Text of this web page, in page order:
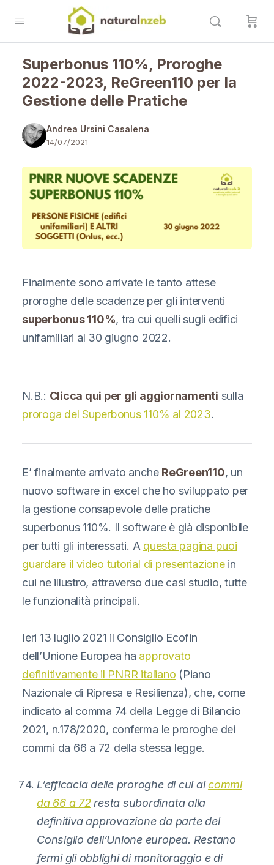
Superbonus 110%, Proroghe
2022-2023, ReGreen110 per la
Gestione delle Pratiche
Andrea Ursini Casalena
14/07/2021
Finalmente sono arrivate le tanto attese
proroghe delle scadenze per gli interventi
superbonus 110%, tra cui quelli sugli edifici
unifamiliari al 30 giugno 2022.
N.B.: Clicca qui per gli aggiornamenti sulla
proroga del Superbonus 110% al 2023.
E’ finalmente arrivato anche ReGreen110, un
nuovo software in excel che ho sviluppato per
la gestione consapevole delle pratiche
superbonus 110%. Il software è già disponibile
per tutti gli interessati. A questa pagina puoi
guardare il video tutorial di presentazionein
cui ne illustro, attraverso due casi studio, tutte
le funzionalità principali.
Ieri 13 luglio 2021 il Consiglio Ecofin
dell’Unione Europea ha approvato
definitivamente il PNRR italiano (Piano
Nazionale di Ripresa e Resilienza), che, come
indicato al comma 74 della Legge di Bilancio
2021, n.178/2020, conferma le proroghe dei
commi da 66 a 72 della stessa legge.
L’efficacia delle proroghe di cui aicommi
da 66 a 72resta subordinata alla
definitiva approvazione da parte del
Consiglio dell’Unione europea. Restano
fermi gli obblighi di monitoraggio e di